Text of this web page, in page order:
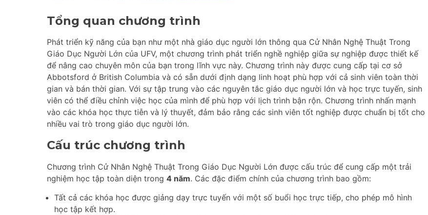
Tổng quan chương trình
Phát triển kỹ năng của bạn như một nhà giáo dục người lớn thông qua Cử Nhân Nghệ Thuật Trong
Giáo Dục Người Lớn của UFV, một chương trình phát triển nghề nghiệp giữa sự nghiệp được thiết kế
để nâng cao chuyên môn của bạn trong lĩnh vực này. Chương trình này được cung cấp tại cơ sở
Abbotsford ở British Columbia và có sẵn dưới định dạng linh hoạt phù hợp với cả sinh viên toàn thời
gian và bán thời gian. Với sự tập trung vào các nguyên tắc giáo dục người lớn và học trực tuyến, sinh
viên có thể điều chỉnh việc học của mình để phù hợp với lịch trình bận rộn. Chương trình nhấn mạnh
vào các khóa học thực tiễn và lý thuyết, đảm bảo rằng các sinh viên tốt nghiệp được chuẩn bị tốt cho
nhiều vai trò trong giáo dục người lớn.
Cấu trúc chương trình
Chương trình Cử Nhân Nghệ Thuật Trong Giáo Dục Người Lớn được cấu trúc để cung cấp một trải
nghiệm học tập toàn diện trong 4 năm. Các đặc điểm chính của chương trình bao gồm:
Tất cả các khóa học được giảng dạy trực tuyến với một số buổi học trực tiếp, cho phép mô hình
học tập kết hợp.